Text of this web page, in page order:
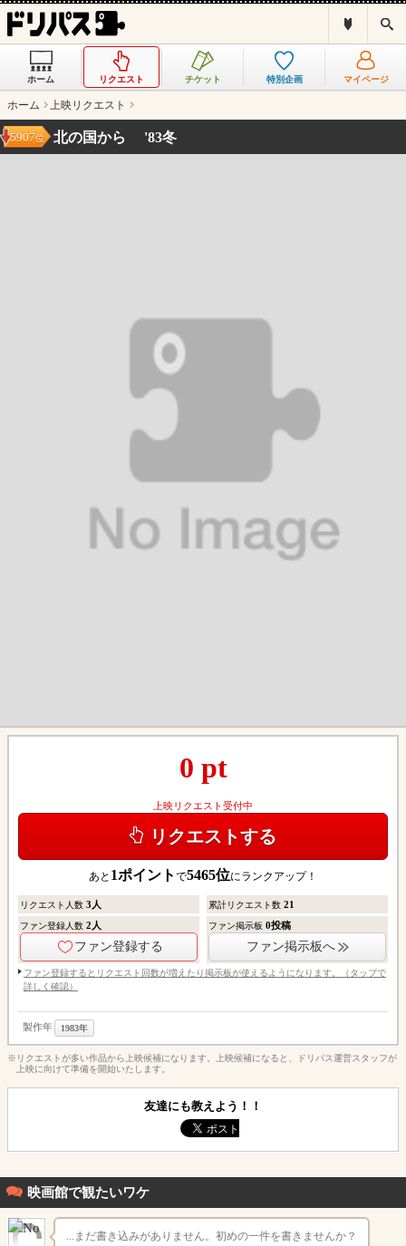
ス
ホーム リクエスト チケット 特別企画 マイページ
ホーム 上映リクエスト
北の国から '83冬
5907位
0 pt
上映リクエスト受付中
リクエストする
あと 1ポイント で5465位にランクアップ！
リクエスト人数 3 人 累計リクエスト数21
ファン登録人数 2 人
ファン登録する
ファン掲示板0投稿
ファン掲示板へ
ファン登録するとリクエスト回数が増えたり掲示板が使えるようになります。（タップで
詳しく確認）
製作年 1983年
※リクエストが多い作品から上映候補になります。上映候補になると、ドリパス運営スタッフが
上映に向けて準備を開始いたします。
友達にも教えよう！！
映画館で観たいワケ
...まだ書き込みがありません。初めの一件を書きませんか？